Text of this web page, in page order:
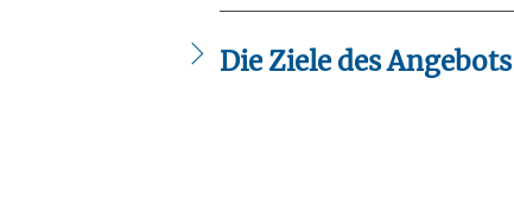
Die Ziele des Angebots